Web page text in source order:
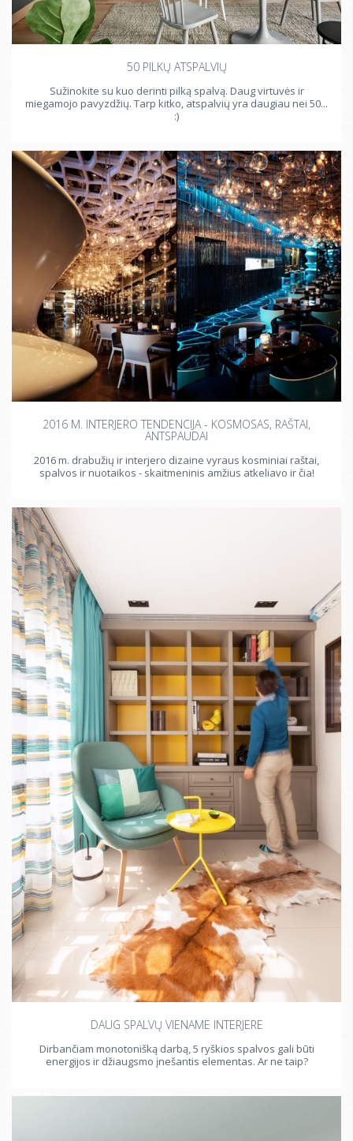
50 PILKŲ ATSPALVIŲ
Sužinokite su kuo derinti pilką spalvą. Daug virtuvės ir
miegamojo pavyzdžių. Tarp kitko, atspalvių yra daugiau nei 50...
:)
2016 M. INTERJERO TENDENCIJA - KOSMOSAS, RAŠTAI,
ANTSPAUDAI
2016 m. drabužių ir interjero dizaine vyraus kosminiai raštai,
spalvos ir nuotaikos - skaitmeninis amžius atkeliavo ir čia!
DAUG SPALVŲ VIENAME INTERJERE
Dirbančiam monotonišką darbą, 5 ryškios spalvos gali būti
energijos ir džiaugsmo įnešantis elementas. Ar ne taip?